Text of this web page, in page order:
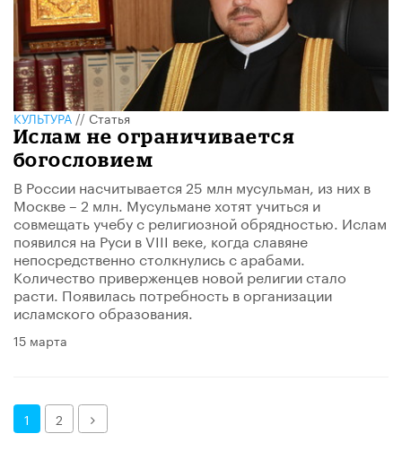
КУЛЬТУРА//Статья
Ислам не ограничивается
богословием
В России насчитывается 25 млн мусульман, из них в
Москве – 2 млн. Мусульмане хотят учиться и
совмещать учебу с религиозной обрядностью. Ислам
появился на Руси в VIII веке, когда славяне
непосредственно столкнулись с арабами.
Количество приверженцев новой религии стало
расти. Появилась потребность в организации
исламского образования.
15 марта
1 2 Далее